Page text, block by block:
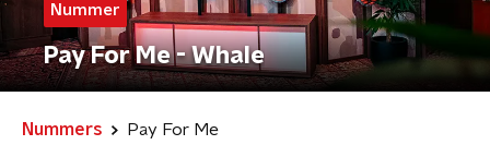
Nummer
Pay For Me - Whale
Nummers Pay For Me